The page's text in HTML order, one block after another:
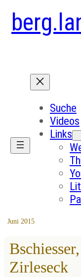
Suche
Videos
Links
Juni 2015
Zirleseck